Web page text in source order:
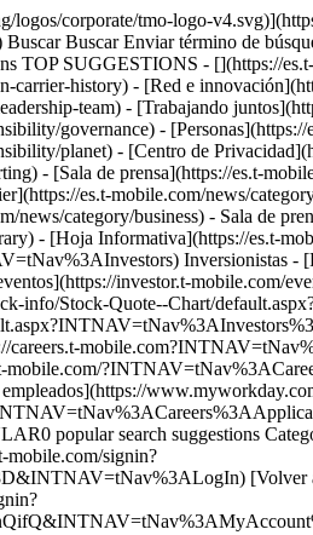
911. ## Recuerda, cuando llames al 911 durante una emergencia: ## Preguntas frecuentes - ### ¿Qué es el servicio 911 básico? El servicio 911 básico es un sistema de telefonía de emergencia que conecta las llamadas móviles al 911 a un centro de comunicaciones 911 designado. El 911 básico puede o no brindar el número de devolución de llamada de 10 dígitos del teléfono móvil y la ubicación estimada. El teléfono debe tener batería y estar en un área de cobertura para realizar una llamada 911. - ### ¿Necesito comprar un teléfono actualizado para recibir servicio 911 básico o E911? ​​​​​​​No. Todos los teléfonos móviles de T-Mobile ofrecen a los suscriptores de T-Mobile acceso a los servicios 911 optimizados (también denominados "E911"). El servicio E911 concede a T-Mobile la capacidad de enrutar una llamada al 911 al centro de comunicaciones 911 designado para tu ubicación y de entregar automáticamente información sobre tu número telefónico y ubicación al operador de emergencias que responda la llamada. E911 se diferencia del servicio 911 básico en que el 911 básico no proporciona al Centro de Comunicaciones 911 información sobre tu ubicación o número de teléfono. - ### ¿Qué es el servicio 911 mejorado Fase I? El servicio 911 mejorado Fase I es el primer paso para brindar un mejor servicio de respuesta de emergencia a quienes llaman al 911. Los centros de comunicaciones de seguridad pública/911 deben enviar una carta a T-Mobile para solicitar la implementación del servicio Fase I en sus agencias. Una vez que el servicio Fase I se implementa, cuando entra una llamada 911 móvil al centro de comunicaciones del 911 (también llamado punto de respuesta de seguridad pública o PSAP), la pantalla de la computadora de quien contesta la llamada muestra el número de devolución de llamada de 10 dígitos del celular, si ese teléfono tiene un